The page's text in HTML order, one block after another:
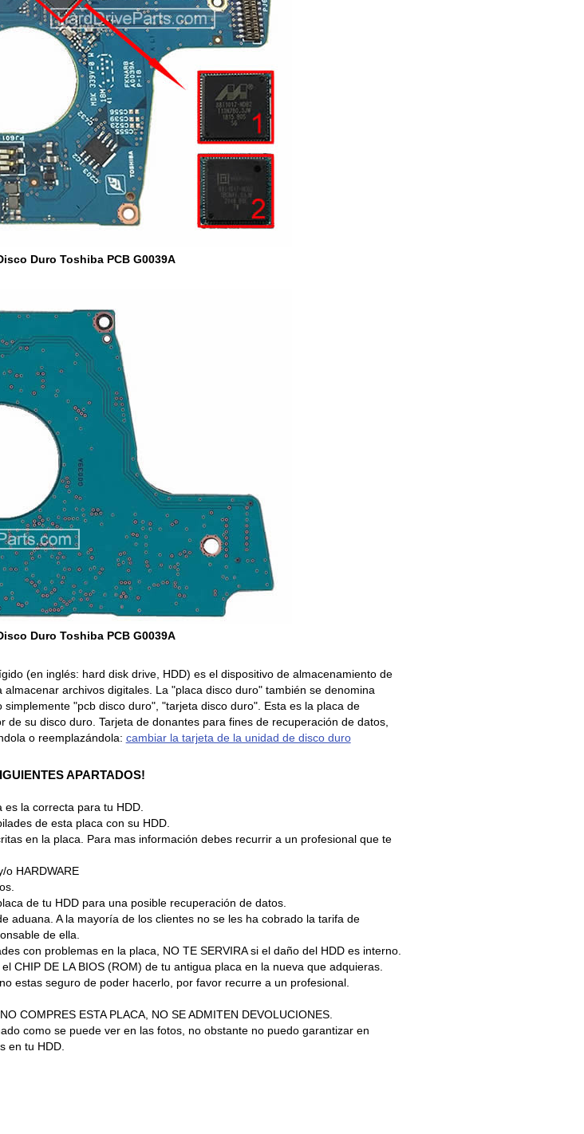
Duro Toshiba PCB G0039A
Duro Toshiba PCB G0039A
(en inglés: hard disk drive, HDD) es el dispositivo de almacenamiento de
archivos digitales. La "placa disco duro" también se denomina
"pcb disco duro", "tarjeta disco duro". Esta es la placa de
su disco duro. Tarjeta de donantes para fines de recuperación de datos,
o reemplazándola: cambiar la tarjeta de la unidad de disco duro
APARTADOS!
la correcta para tu HDD.
de esta placa con su HDD.
en la placa. Para mas información debes recurrir a un profesional que te
o HARDWARE
de tu HDD para una posible recuperación de datos.
aduana. A la mayoría de los clientes no se les ha cobrado la tarifa de
de ella.
con problemas en la placa, NO TE SERVIRA si el daño del HDD es interno.
CHIP DE LA BIOS (ROM) de tu antigua placa en la nueva que adquieras.
estas seguro de poder hacerlo, por favor recurre a un profesional.
COMPRES ESTA PLACA, NO SE ADMITEN DEVOLUCIONES.
como se puede ver en las fotos, no obstante no puedo garantizar en
en tu HDD.